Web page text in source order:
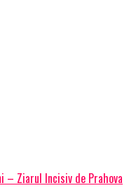
Ziarul Incisiv de Prahova